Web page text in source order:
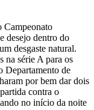
Campeonato
desejo dentro do
desgaste natural.
na série A para os
Departamento de
por bem dar dois
contra o
no início da noite